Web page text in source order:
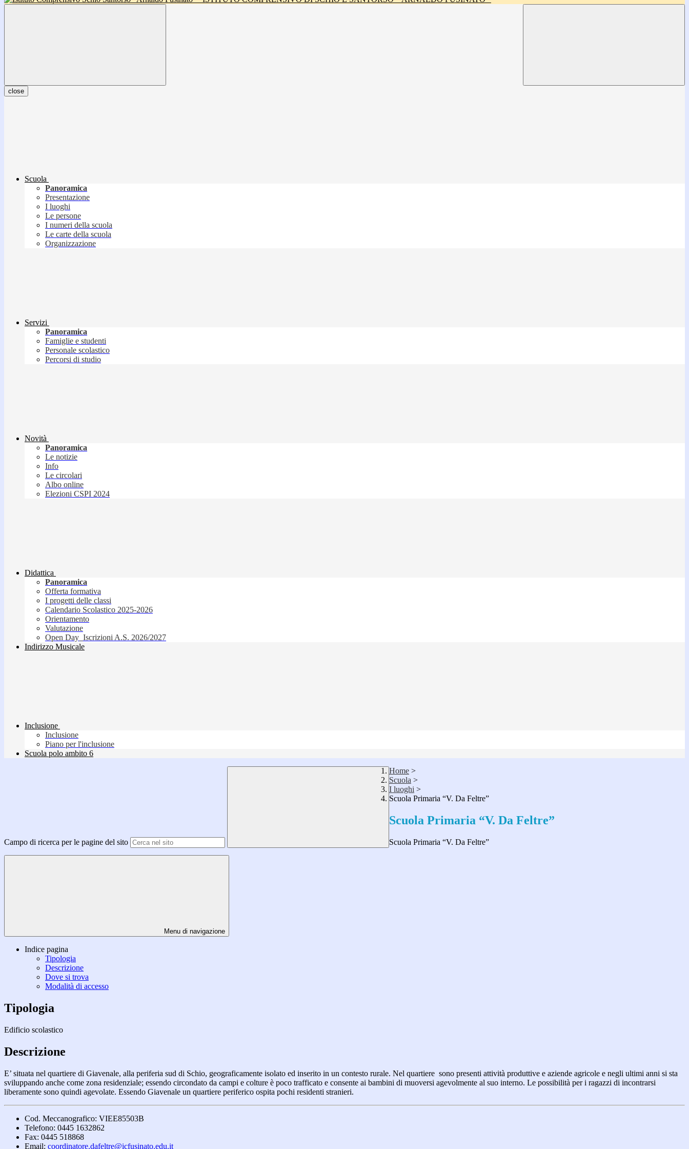
close
Scuola
Panoramica
Presentazione
I luoghi
Le persone
I numeri della scuola
Le carte della scuola
Organizzazione
Servizi
Panoramica
Famiglie e studenti
Personale scolastico
Percorsi di studio
Novità
Panoramica
Le notizie
Info
Le circolari
Albo online
Elezioni CSPI 2024
Didattica
Panoramica
Offerta formativa
I progetti delle classi
Calendario Scolastico 2025-2026
Orientamento
Valutazione
Open Day_Iscrizioni A.S. 2026/2027
Indirizzo Musicale
Inclusione
Inclusione
Piano per l'inclusione
Scuola polo ambito 6
Campo di ricerca per le pagine del sito
Home >
Scuola >
I luoghi >
Scuola Primaria “V. Da Feltre”
Scuola Primaria “V. Da Feltre”
Scuola Primaria “V. Da Feltre”
Menu di navigazione
Indice pagina
Tipologia
Descrizione
Dove si trova
Modalità di accesso
Tipologia
Edificio scolastico
Descrizione
E’ situata nel quartiere di Giavenale, alla periferia sud di Schio, geograficamente isolato ed inserito in un contesto rurale. Nel quartiere sono presenti attività produttive e aziende agricole e negli ultimi anni si sta
sviluppando anche come zona residenziale; essendo circondato da campi e colture è poco trafficato e consente ai bambini di muoversi agevolmente al suo interno. Le possibilità per i ragazzi di incontrarsi
liberamente sono quindi agevolate. Essendo Giavenale un quartiere periferico ospita pochi residenti stranieri.
Cod. Meccanografico: VIEE85503B
Telefono: 0445 1632862
Fax: 0445 518868
Email: coordinatore.dafeltre@icfusinato.edu.it